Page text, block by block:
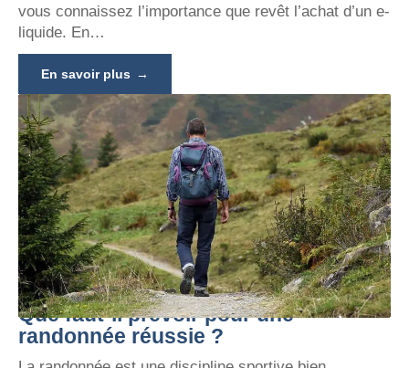
vous connaissez l’importance que revêt l’achat d’un e-
liquide. En…
En savoir plus
Que faut-il prévoir pour une
randonnée réussie ?